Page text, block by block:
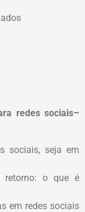
redes sociais–
sociais, seja em
retorno: o que é
em redes sociais